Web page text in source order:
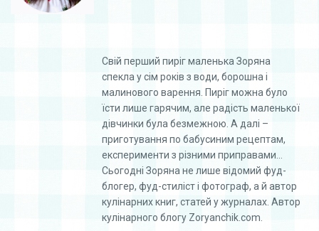
Свій перший пиріг маленька Зоряна
спекла у сім років з води, борошна і
малинового варення. Пиріг можна було
їсти лише гарячим, але радість маленької
дівчинки була безмежною. А далі –
приготування по бабусиним рецептам,
експерименти з різними приправами…
Сьогодні Зоряна не лише відомий фуд-
блогер, фуд-стиліст і фотограф, а й автор
кулінарних книг, статей у журналах. Автор
кулінарного блогу Zoryanchik.com.